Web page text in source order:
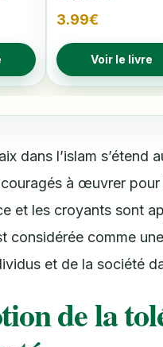
3.99€
Voir le livre
dans l’islam s’étend
à œuvrer
et les croyants sont
considérée comme
et de la société
de la